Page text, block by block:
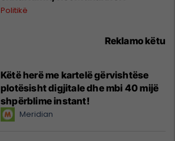
Politikë
Reklamo këtu
Këtë herë me kartelë gërvishtëse
plotësisht digjitale dhe mbi 40 mijë
shpërblime instant!
Meridian